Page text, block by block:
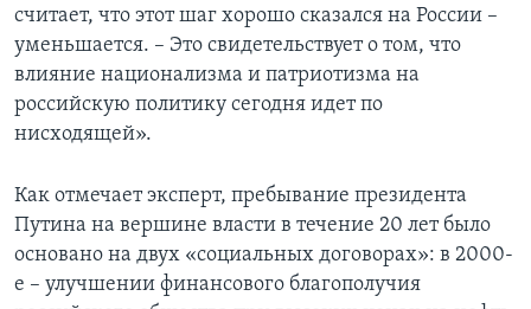
считает, что этот шаг хорошо сказался на России –
уменьшается. – Это свидетельствует о том, что
влияние национализма и патриотизма на
российскую политику сегодня идет по
нисходящей».
Как отмечает эксперт, пребывание президента
Путина на вершине власти в течение 20 лет было
основано на двух «социальных договорах»: в 2000-
е – улучшении финансового благополучия